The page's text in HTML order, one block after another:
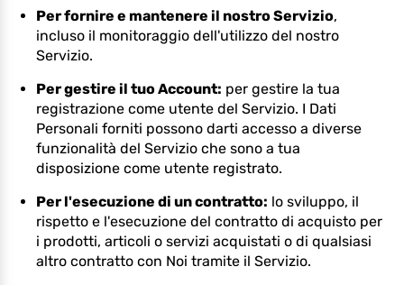
Per fornire e mantenere il nostro Servizio,
incluso il monitoraggio dell'utilizzo del nostro
Servizio.
Per gestire il tuo Account: per gestire la tua
registrazione come utente del Servizio. I Dati
Personali forniti possono darti accesso a diverse
funzionalità del Servizio che sono a tua
disposizione come utente registrato.
Per l'esecuzione di un contratto: lo sviluppo, il
rispetto e l'esecuzione del contratto di acquisto per
i prodotti, articoli o servizi acquistati o di qualsiasi
altro contratto con Noi tramite il Servizio.